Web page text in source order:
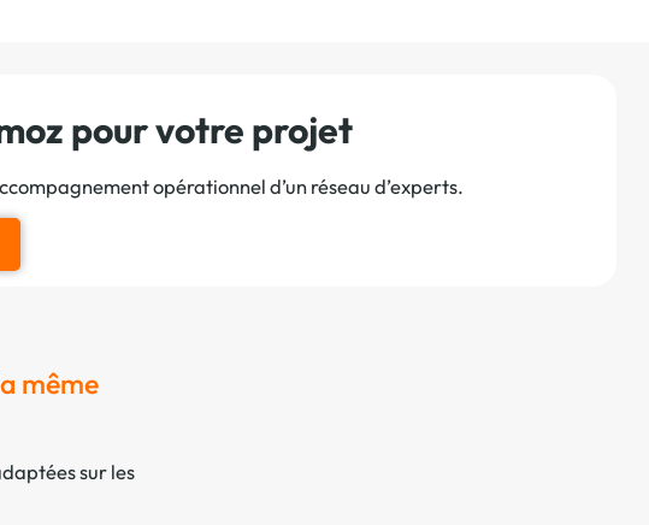
pour votre projet
opérationnel d’un réseau d’experts.
même
sur les